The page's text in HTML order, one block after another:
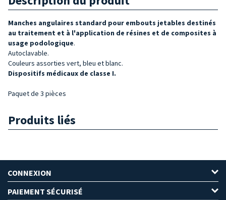
Manches angulaires standard pour embouts jetables destinés
au traitement et à l'application de résines et de composites à
usage podologique.
Autoclavable.
Couleurs assorties vert, bleu et blanc.
Dispositifs médicaux de classe I.
Paquet de 3 pièces
Produits liés
CONNEXION
PAIEMENT SÉCURISÉ